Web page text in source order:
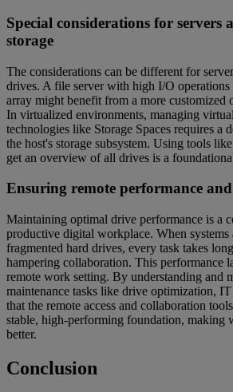
Special considerations for servers
storage
The considerations can be different for
drives. A file server with high I/O
array might benefit from a more customized
In virtualized environments, managing
technologies like Storage Spaces requires a
the host's storage subsystem. Using tools
get an overview of all drives is a
Ensuring remote performance
Maintaining optimal drive performance is a
productive digital workplace. When systems
fragmented hard drives, every task takes
hampering collaboration. This performance
remote work setting. By understanding and
maintenance tasks like drive optimization, IT
that the remote access and collaboration
stable, high-performing foundation, making
better.
Conclusion